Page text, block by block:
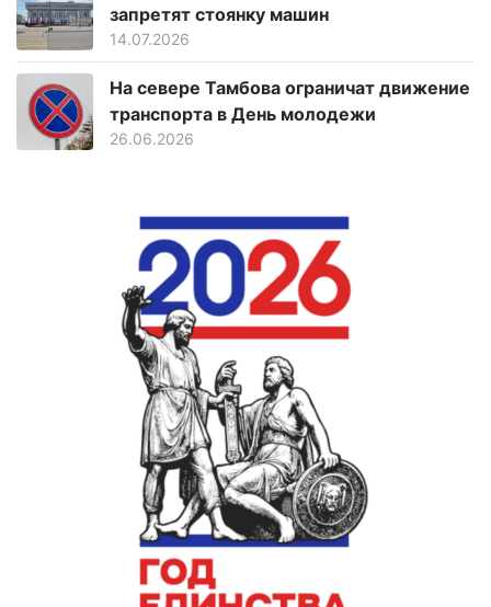
запретят стоянку машин
14.07.2026
На севере Тамбова ограничат движение
транспорта в День молодежи
26.06.2026